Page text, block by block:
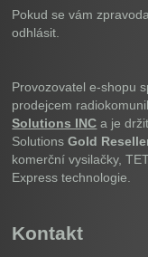
Pokud se vám
odhlásit.
Provozovatel e-shopu
prodejcem
Solutions INC a je
SolutionsGold
komerční vysilačky,
Express technologie.
Kontakt